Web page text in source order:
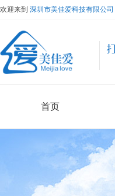
欢迎来到 深圳市美佳爱科技有限公司
首页